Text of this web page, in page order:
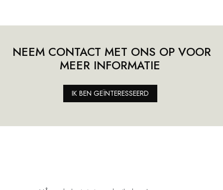
NEEM CONTACT MET ONS OP VOOR
MEER INFORMATIE
IK BEN GEÏNTERESSEERD